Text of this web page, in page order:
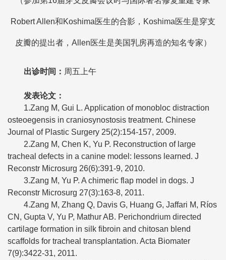
Robert Allen和Koshima医生的合影，Koshima医生是穿支
皮瓣的提出者，Allen医生是美国乳房再造的知名专家）
出诊时间 ： 周五上午
发表论文 ：
1.Zang M, Gui L. Application of monobloc distraction
osteoegensis in craniosynostosis treatment. Chinese
Journal of Plastic Surgery 25(2):154-157, 2009.
2.Zang M, Chen K, Yu P. Reconstruction of large
tracheal defects in a canine model: lessons learned. J
Reconstr Microsurg 26(6):391-9, 2010.
3.Zang M, Yu P. A chimeric flap model in dogs. J
Reconstr Microsurg 27(3):163-8, 2011.
4.Zang M, Zhang Q, Davis G, Huang G, Jaffari M, Ríos
CN, Gupta V, Yu P, Mathur AB. Perichondrium directed
cartilage formation in silk fibroin and chitosan blend
scaffolds for tracheal transplantation. Acta Biomater
7(9):3422-31, 2011.